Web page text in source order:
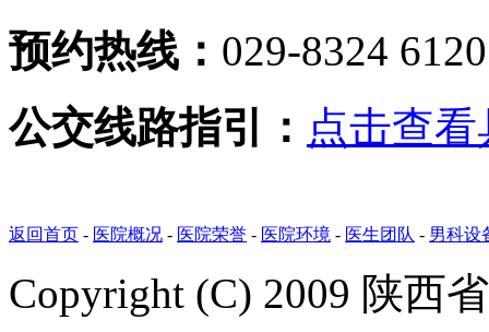
预约热线： 029-8324
公交线路指引： 点击查
返回首页 - 医院概况 - 医院荣誉 - 医院环境 - 医生团队 - 男科设
Copyright (C) 2009 陕西